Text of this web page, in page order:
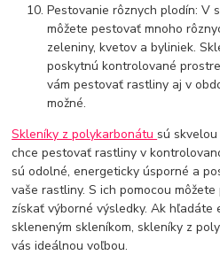
Pestovanie rôznych plodín: V
môžete pestovať mnoho
zeleniny, kvetov a byliniek.
poskytnú kontrolované
vám pestovať rastliny aj v
možné.
Skleníky z polykarbonátu sú
chce pestovať rastliny v
sú odolné, energeticky úsporné a
vaše rastliny. S ich pomocou
získať výborné výsledky. Ak
skleneným skleníkom, skleníky z
vás ideálnou voľbou.